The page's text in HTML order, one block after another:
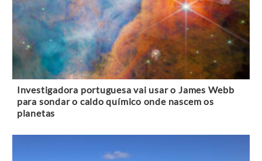
Investigadora portuguesa vai usar o James Webb
para sondar o caldo químico onde nascem os
planetas